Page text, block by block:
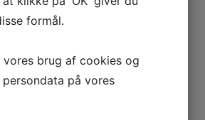
formål.
brug af cookies og
på vores